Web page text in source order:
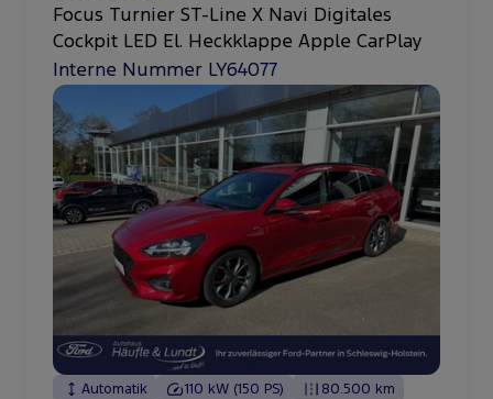
Focus Turnier ST-Line X Navi Digitales
Cockpit LED El. Heckklappe Apple CarPlay
Interne Nummer LY64077
Automatik 110 kW (150 PS)
80.500 km